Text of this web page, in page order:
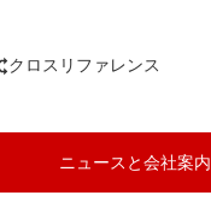
クロスリファレンス
ニュースと会社案内